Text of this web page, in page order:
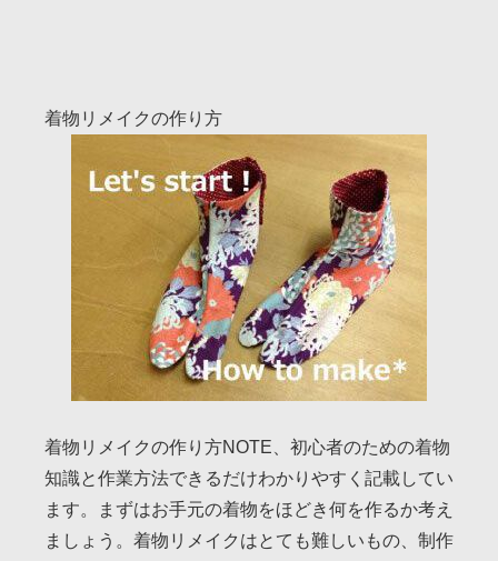
着物リメイクの作り方
着物リメイクの作り方NOTE、初心者のための着物
知識と作業方法できるだけわかりやすく記載してい
ます。まずはお手元の着物をほどき何を作るか考え
ましょう。着物リメイクはとても難しいもの、制作